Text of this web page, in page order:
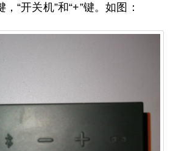
“开关机”和“+”键。如图：